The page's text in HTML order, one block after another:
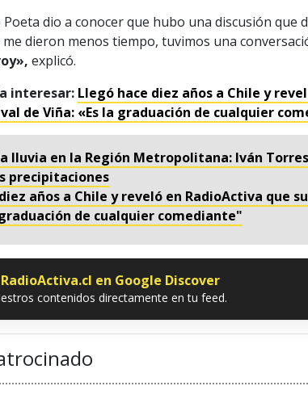
dio a conocer que hubo una discusión que
dieron menos tiempo, tuvimos una
explicó.
interesar: Llegó hace diez años a Chile y
de Viña: «Es la graduación de cualquier
lluvia en la Región Metropolitana: Iván
precipitaciones
años a Chile y reveló en RadioActiva que
de cualquier comediante"
en Google Discover
contenidos directamente en tu feed.